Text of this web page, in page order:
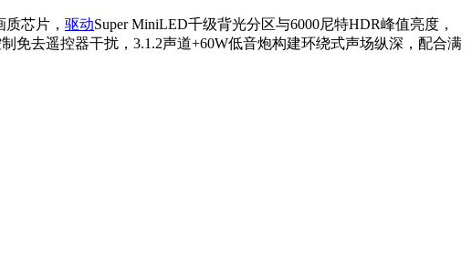
芯片， 驱动Super MiniLED千级背光分区与6000尼特HDR峰值亮度，
免去遥控器干扰，3.1.2声道+60W低音炮构建环绕式声场纵深，配合满